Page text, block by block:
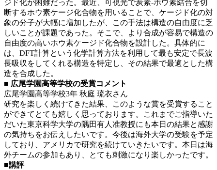
ジド化が困難だった。最近、可視光で炭素-ホウ素結合を切
断するホウ素ケージ化合物を用いることで、ケージド化の対
象の分子が大幅に増加したが、この手法は構造の自由度に乏
しいことが課題であった。そこで、より合成が容易で構造の
自由度の高いホウ素ケージド化合物を設計した。具体的に
は、DFT計算という化学計算方法を利用して最も安定で長波
長吸収をしてくれる構造を特定し、その結果で最適とした構
造を合成した。
■ 広尾学園高等学校の受賞コメント
広尾学園高等学校3年 秋庭 琉衣さん
研究を楽しく続けてきた結果、このような賞を受賞すること
ができてとても嬉しく思っております。これまでご指導いた
だいた東京科学大学の隅田有人准教授にも本日の結果と感謝
の気持ちをお伝えしたいです。今後は海外大学の受験を予定
しており、アメリカで研究を続けていきたいです。本日は海
外チームの参加もあり、とても刺激になり楽しかったです。
■講評